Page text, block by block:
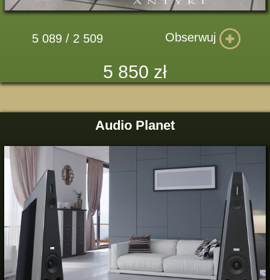
5 089 / 2 509 Obserwuj
5 850 zł
Audio Planet